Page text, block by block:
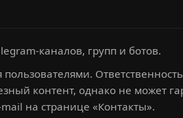
каналов, групп и ботов.
контент, однако не может
на странице «Контакты».